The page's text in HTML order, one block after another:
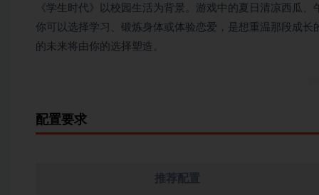
《学生时代》以校园生活为背景。游戏中的夏日清凉西瓜
你可以选择学习、锻炼身体或体验恋爱，是想重温那段成
的未来将由你的选择塑造。
配置要求
推荐配置